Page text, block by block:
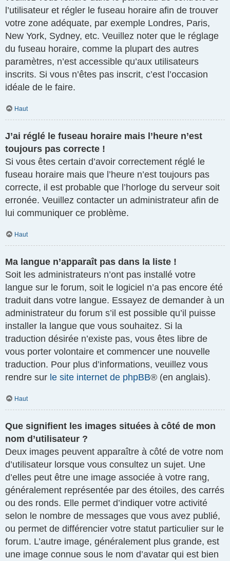
l’utilisateur et régler le fuseau horaire afin de trouver
votre zone adéquate, par exemple Londres, Paris,
New York, Sydney, etc. Veuillez noter que le réglage
du fuseau horaire, comme la plupart des autres
paramètres, n’est accessible qu’aux utilisateurs
inscrits. Si vous n’êtes pas inscrit, c’est l’occasion
idéale de le faire.
Haut
J’ai réglé le fuseau horaire mais l’heure n’est
toujours pas correcte !
Si vous êtes certain d’avoir correctement réglé le
fuseau horaire mais que l’heure n’est toujours pas
correcte, il est probable que l’horloge du serveur soit
erronée. Veuillez contacter un administrateur afin de
lui communiquer ce problème.
Haut
Ma langue n’apparaît pas dans la liste !
Soit les administrateurs n’ont pas installé votre
langue sur le forum, soit le logiciel n’a pas encore été
traduit dans votre langue. Essayez de demander à un
administrateur du forum s’il est possible qu’il puisse
installer la langue que vous souhaitez. Si la
traduction désirée n’existe pas, vous êtes libre de
vous porter volontaire et commencer une nouvelle
traduction. Pour plus d’informations, veuillez vous
rendre sur le site internet de phpBB® (en anglais).
Haut
Que signifient les images situées à côté de mon
nom d’utilisateur ?
Deux images peuvent apparaître à côté de votre nom
d’utilisateur lorsque vous consultez un sujet. Une
d’elles peut être une image associée à votre rang,
généralement représentée par des étoiles, des carrés
ou des ronds. Elle permet d’indiquer votre activité
selon le nombre de messages que vous avez publié,
ou permet de différencier votre statut particulier sur le
forum. L’autre image, généralement plus grande, est
une image connue sous le nom d’avatar qui est bien